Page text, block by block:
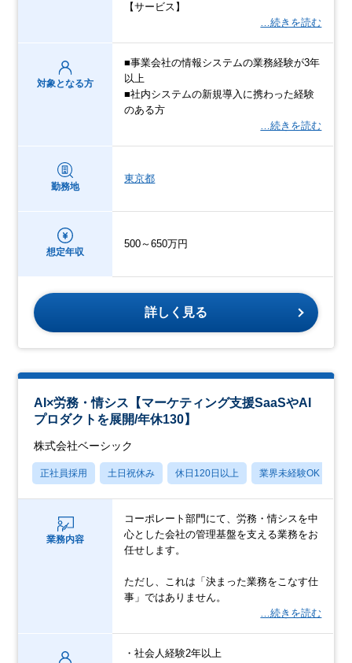
【サービス】
…続きを読む
対象となる方
■事業会社の情報システムの業務経験が3年
以上
■社内システムの新規導入に携わった経験
のある方
…続きを読む
勤務地
東京都
想定年収
500～650万円
詳しく見る
AI×労務・情シス【マーケティング支援SaaSやAI
プロダクトを展開/年休130】
株式会社ベーシック
正社員採用 土日祝休み 休日120日以上 業界未経験OK
業務内容
コーポレート部門にて、労務・情シスを中
心とした会社の管理基盤を支える業務をお
任せします。
ただし、これは「決まった業務をこなす仕
事」ではありません。
…続きを読む
・社会人経験2年以上